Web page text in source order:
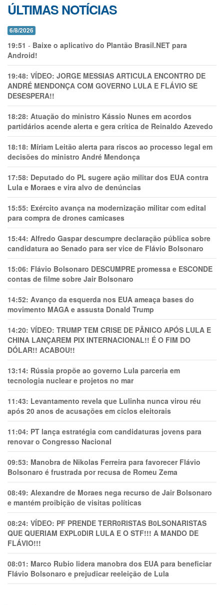
ÚLTIMAS NOTÍCIAS
6/8/2026
19:51 - Baixe o aplicativo do Plantão Brasil.NET para
Android!
19:48: VÍDEO: JORGE MESSIAS ARTICULA ENCONTRO DE
ANDRÉ MENDONÇA COM GOVERNO LULA E FLÁVIO SE
DESESPERA!!
18:28: Atuação do ministro Kássio Nunes em acordos
partidários acende alerta e gera crítica de Reinaldo Azevedo
18:18: Míriam Leitão alerta para riscos ao processo legal em
decisões do ministro André Mendonça
17:58: Deputado do PL sugere ação militar dos EUA contra
Lula e Moraes e vira alvo de denúncias
15:55: Exército avança na modernização militar com edital
para compra de drones camicases
15:44: Alfredo Gaspar descumpre declaração pública sobre
candidatura ao Senado para ser vice de Flávio Bolsonaro
15:06: Flávio Bolsonaro DESCUMPRE promessa e ESCONDE
contas de filme sobre Jair Bolsonaro
14:52: Avanço da esquerda nos EUA ameaça bases do
movimento MAGA e assusta Donald Trump
14:20: VÍDEO: TRUMP TEM CRlSE DE PÂNlCO APÓS LULA E
CHINA LANÇAREM PIX INTERNACIONAL!! É O FIM DO
DÓLAR!! ACABOU!!
13:14: Rússia propõe ao governo Lula parceria em
tecnologia nuclear e projetos no mar
11:43: Levantamento revela que Lulinha nunca virou réu
após 20 anos de acusações em ciclos eleitorais
11:04: PT lança estratégia com candidaturas jovens para
renovar o Congresso Nacional
09:53: Manobra de Nikolas Ferreira para favorecer Flávio
Bolsonaro é frustrada por recusa de Romeu Zema
08:49: Alexandre de Moraes nega recurso de Jair Bolsonaro
e mantém proibição de visitas políticas
08:24: VÍDEO: PF PRENDE TERR0RlSTAS B0LSONARlSTAS
QUE QUERIAM EXPL0DlR LULA E O STF!!! A MANDO DE
FLÁVIO!!!
08:01: Marco Rubio lidera manobra dos EUA para beneficiar
Flávio Bolsonaro e prejudicar reeleição de Lula